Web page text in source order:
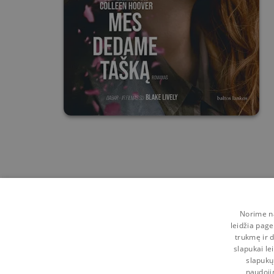
Norime
leidžia
trukmę ir
slapukai